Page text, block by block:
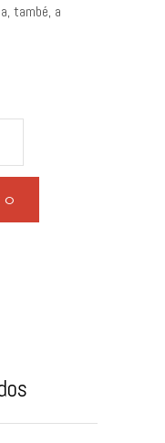
també, a